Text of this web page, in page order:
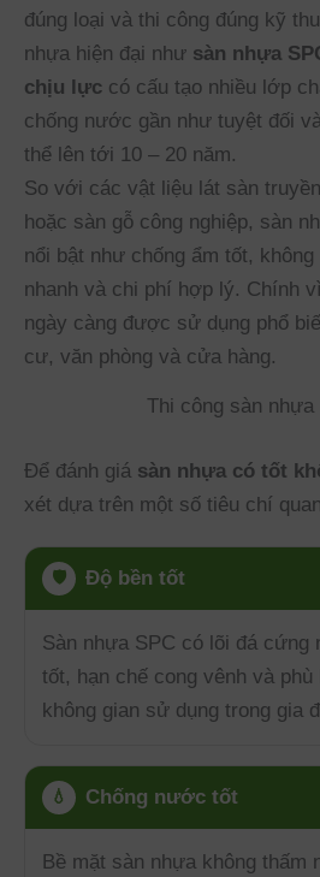
đúng loại và thi công đúng kỹ
nhựa hiện đại như sàn nhựa
chịu lực có cấu tạo nhiều lớp
chống nước gần như tuyệt đối
thể lên tới 10 – 20 năm.
So với các vật liệu lát sàn
hoặc sàn gỗ công nghiệp, sàn
nổi bật như chống ẩm tốt,
nhanh và chi phí hợp lý. Chính
ngày càng được sử dụng phổ
cư, văn phòng và cửa hàng.
Thi công sàn
Để đánh giá sàn nhựa có tốt
xét dựa trên một số tiêu chí
🛡️ Độ bền tốt
Sàn nhựa SPC có lõi đá cứng
tốt, hạn chế cong vênh và
không gian sử dụng trong gia
💧 Chống nước tốt
Bề mặt sàn nhựa không thấm